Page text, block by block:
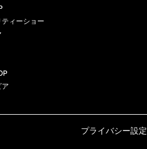
ティーショー
ア
プライバシー設定